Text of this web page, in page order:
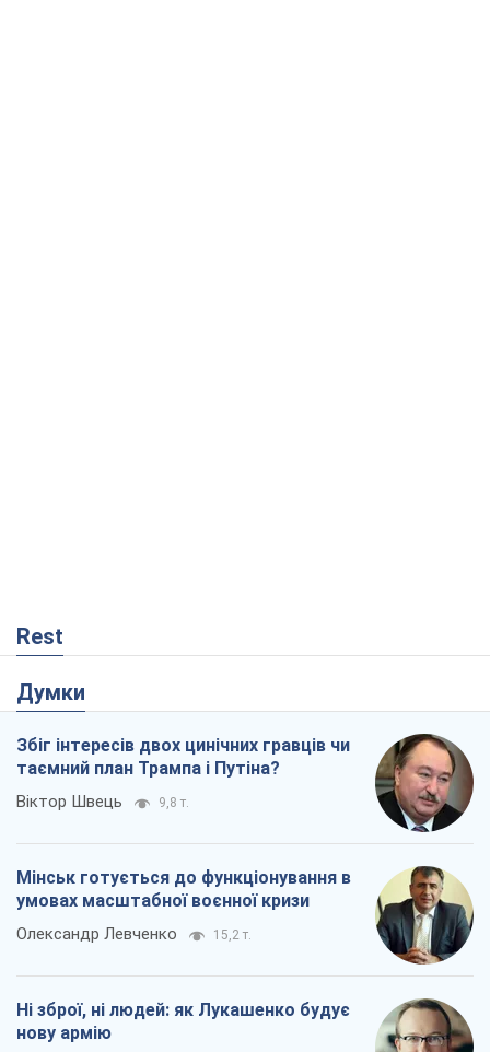
Rest
Думки
Збіг інтересів двох цинічних гравців чи
таємний план Трампа і Путіна?
Віктор Швець 9,8 т.
Мінськ готується до функціонування в
умовах масштабної воєнної кризи
Олександр Левченко 15,2 т.
Ні зброї, ні людей: як Лукашенко будує
нову армію